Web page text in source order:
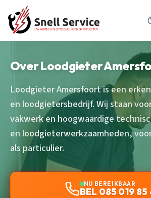
Over Loodgieter
Loodgieter Amersfoort is een
en loodgietersbedrijf. Wij staan
vakwerk en hoogwaardige
en loodgieterwerkzaamheden,
als particulier.
NU BEREIKBAAR
BEL 085 019 85